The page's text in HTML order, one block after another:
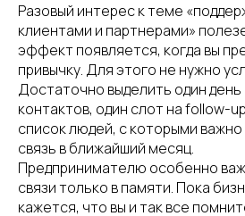
Разовый интерес к теме
клиентами и партнерами»
эффект появляется, когда вы
привычку. Для этого не нужно
Достаточно выделить один
контактов, один слот на follow-
список людей, с которыми
связь в ближайший месяц.
Предпринимателю особенно
связи только в памяти. Пока
кажется, что вы и так все